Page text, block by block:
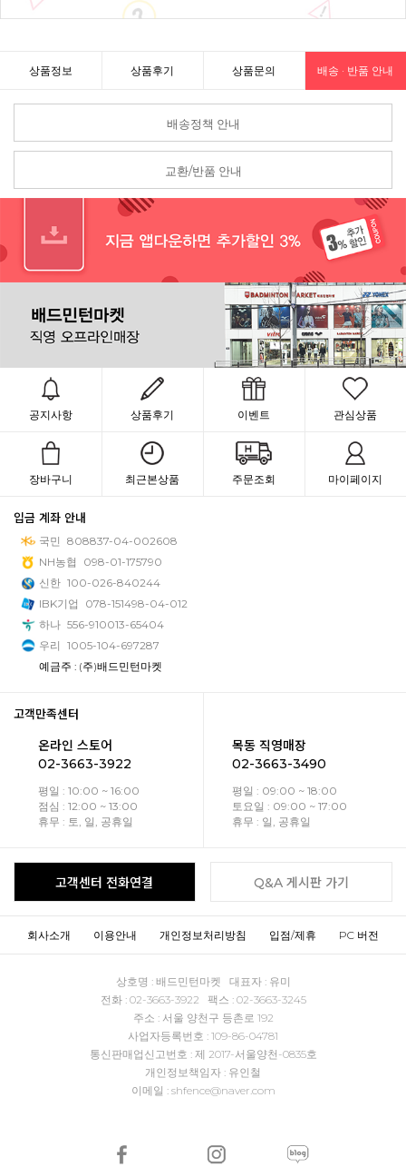
상품정보 상품후기 상품문의 배송 · 반품 안내
배송정책 안내
교환/반품 안내
공지사항 상품후기 이벤트 관심상품
장바구니 최근본상품 주문조회 마이페이지
입금 계좌 안내
국민 808837-04-002608
NH농협
098-01-175790
신한 100-026-840244
IBK기업
078-151498-04-012
하나 556-910013-65404
우리 1005-104-697287
예금주 : (주)배드민턴마켓
고객만족센터
온라인 스토어
02-3663-3922
평일 : 10:00 ~ 16:00
점심 : 12:00 ~ 13:00
휴무 : 토, 일, 공휴일
목동 직영매장
02-3663-3490
평일 : 09:00 ~ 18:00
토요일 : 09:00 ~ 17:00
휴무 : 일, 공휴일
고객센터 전화연결 Q&A 게시판 가기
회사소개 이용안내 개인정보처리방침 입점/제휴 PC 버전
상호명 : 배드민턴마켓 대표자 : 유미
전화 : 02-3663-3922 팩스 : 02-3663-3245
주소 : 서울 양천구 등촌로 192
사업자등록번호 : 109-86-04781
통신판매업신고번호 : 제 2017-서울양천-0835호
개인정보책임자 : 유인철
이메일 : shfence@naver.com